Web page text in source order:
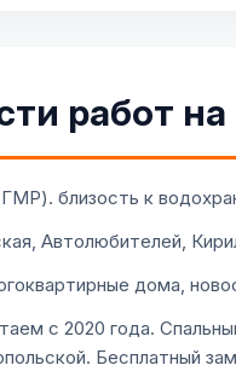
работ
близость к
Автолюбителей,
дома,
с 2020 года.
Бесплатный